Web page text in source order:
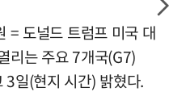
= 도널드 트럼프 미국 대
리는 주요 7개국(G7)
3일(현지 시간) 밝혔다.